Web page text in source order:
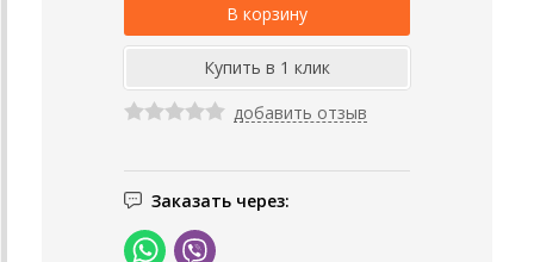
добавить отзыв
Заказать через: